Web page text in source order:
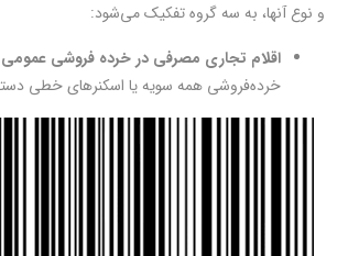
و نوع آنها، به سه گروه تفکیک می‌شود:
اقلام تجاری مصرفی در خرده ­فروشی عمومی
خرده‌فروشی همه ­سویه­ یا اسکنرهای خطی